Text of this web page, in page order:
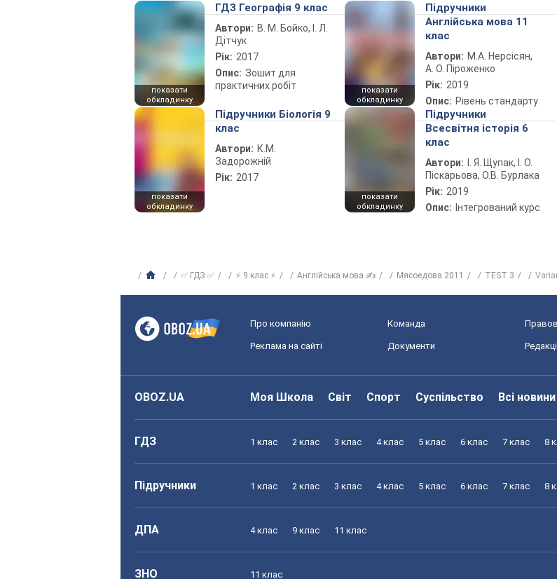
показати
обкладинку
ГДЗ Географія 9 клас
Автори: В. М. Бойко, І. Л.
Дітчук
Рік: 2017
Опис: Зошит для
практичних робіт
показати
обкладинку
Підручники
Англійська мова 11
клас
Автори: М.А. Нерсісян,
А. О. Піроженко
Рік: 2019
Опис: Рівень стандарту
показати
обкладинку
Підручники Біологія 9
клас
Автори: К.М.
Задорожній
Рік: 2017
показати
обкладинку
Підручники
Всесвітня історія 6
клас
Автори:
І. Я. Щупак, І. О.
Піскарьова, О.В. Бурлака
Рік: 2019
Опис: Інтегрований курс
✅ ГДЗ ✅ ⚡ 9 клас ⚡ Англійська мова ✍ Мясоедова 2011 TEST 3
Про компанію Команда
Реклама на сайті Документи
OBOZ.UA Моя Школа Світ Спорт Суспільство Всі новини
ГДЗ 1 клас 2 клас 3 клас 4 клас 5 клас 6 клас 7 клас 8
Підручники 1 клас 2 клас 3 клас 4 клас 5 клас 6 клас 7 клас 8
ДПА 4 клас 9 клас 11 клас
ЗНО 11 клас